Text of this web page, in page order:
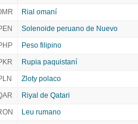
Rial omaní
Solenoide peruano de Nuevo
Peso filipino
Rupia paquistaní
Zloty polaco
Riyal de Qatari
Leu rumano